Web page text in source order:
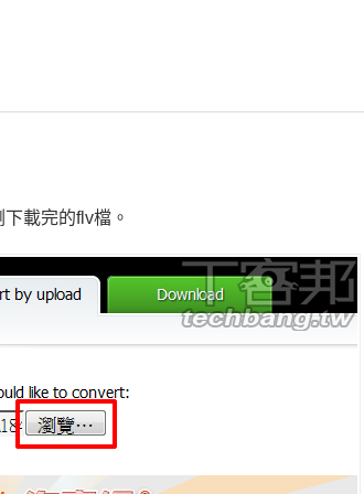
載完的flv檔。